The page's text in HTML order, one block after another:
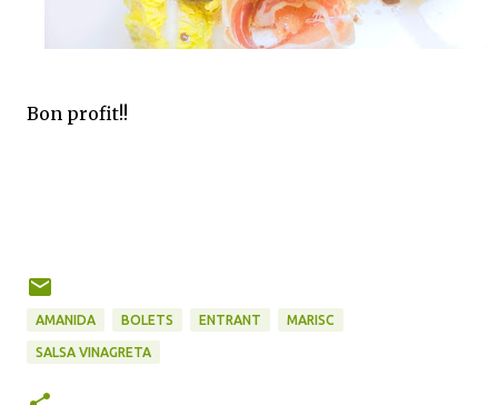
Bon profit!!
AMANIDA BOLETS ENTRANT MARISC
SALSA VINAGRETA